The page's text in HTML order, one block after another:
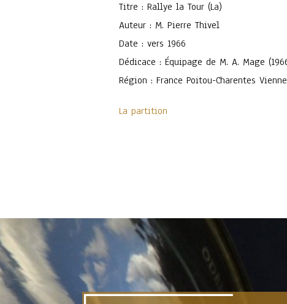
Titre : Rallye la Tour (La)
Auteur : M. Pierre Thivel
Date : vers 1966
Dédicace : Équipage de M. A. Mage
Région : France Poitou-Charentes
La partition